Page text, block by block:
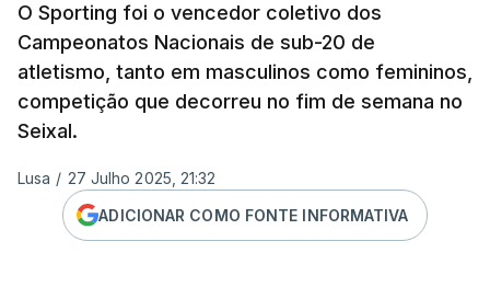
O Sporting foi o vencedor coletivo dos
Campeonatos Nacionais de sub-20 de
atletismo, tanto em masculinos como femininos,
competição que decorreu no fim de semana no
Seixal.
Lusa / 27 Julho 2025, 21:32
ADICIONAR COMO FONTE INFORMATIVA